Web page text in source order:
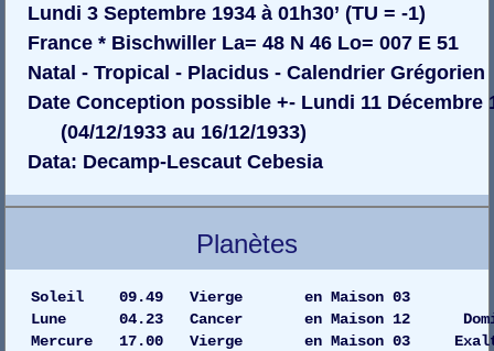
Lundi 3 Septembre 1934 à 01h30’ (TU = -1)
France * Bischwiller La= 48 N 46 Lo= 007 E 51
Natal - Tropical - Placidus - Calendrier Grégorien
Date Conception possible +- Lundi 11 Décembre
(04/12/1933 au 16/12/1933)
Data: Decamp-Lescaut Cebesia
Planètes
Soleil 09.49 Vierge en
Lune 04.23 Cancer en Maison 12
Mercure 17.00 Vierge en Maison 03